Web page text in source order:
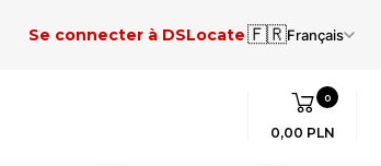
Se connecter à DSLocate🇫🇷Français
0
0,00 PLN